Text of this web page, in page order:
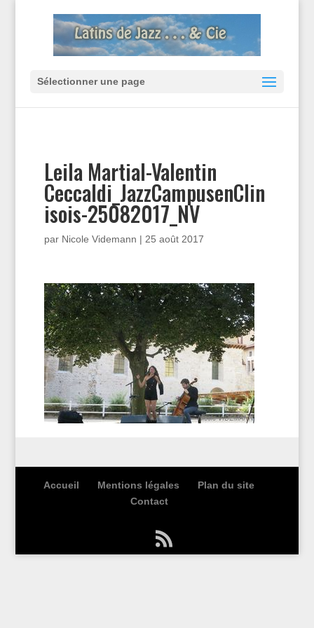
Sélectionner une page
Leila Martial-Valentin
Ceccaldi_JazzCampusenClin
isois-25082017_NV
par Nicole Videmann | 25 août 2017
Accueil Mentions légales
Plan du site
Contact